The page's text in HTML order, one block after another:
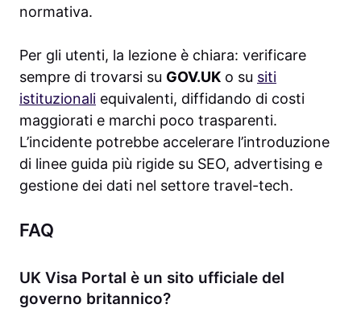
normativa.
Per gli utenti, la lezione è chiara: verificare
sempre di trovarsi su GOV.UK o su siti
istituzionali equivalenti, diffidando di costi
maggiorati e marchi poco trasparenti.
L’incidente potrebbe accelerare l’introduzione
di linee guida più rigide su SEO, advertising e
gestione dei dati nel settore travel-tech.
FAQ
UK Visa Portal è un sito ufficiale del
governo britannico?